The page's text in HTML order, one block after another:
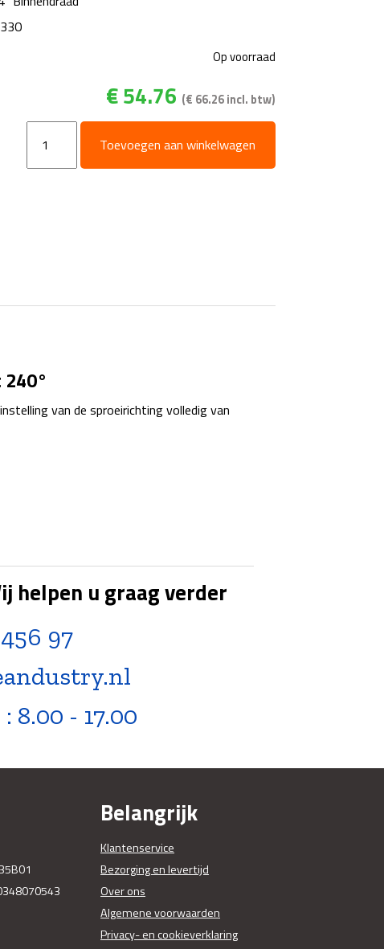
€54.76 (€ 66.26incl. btw)
Op voorraad
Nozzlehouder
draaibaar
ST330
Toevoegen aan winkelwagen
van de sproeirichting volledig van
helpen u graag verder
97
8.00 - 17.00
Belangrijk
Klantenservice
Bezorging en levertijd
Over ons
Algemene voorwaarden
Privacy- en cookieverklaring